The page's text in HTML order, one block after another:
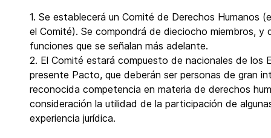
1. Se establecerá un Comité de Derechos Humanos
el Comité). Se compondrá de dieciocho miembros, y
funciones que se señalan más adelante.
2. El Comité estará compuesto de nacionales de los
presente Pacto, que deberán ser personas de gran
reconocida competencia en materia de derechos
consideración la utilidad de la participación de
experiencia jurídica.